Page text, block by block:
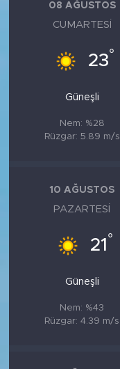
08 AĞUSTOS
CUMARTESI
23°
Güneşli
Nem: %28
Rüzgar: 5.89 m/s
10 AĞUSTOS
PAZARTESI
21 °
Güneşli
Nem: %43
Rüzgar: 4.39 m/s